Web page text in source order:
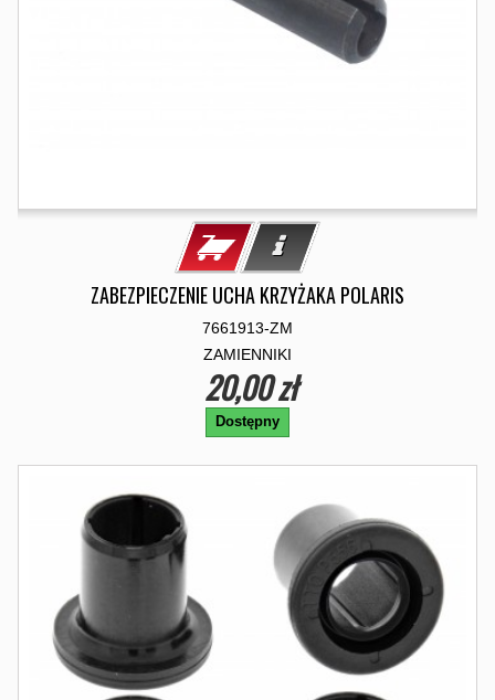
ZABEZPIECZENIE UCHA KRZYŻAKA POLARIS
7661913-ZM
ZAMIENNIKI
20,00 zł
Dostępny